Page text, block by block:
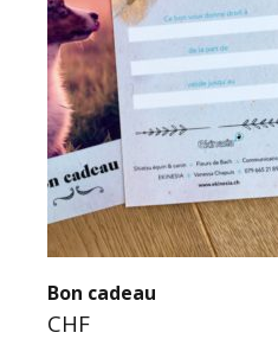
Bon cadeau
CHF